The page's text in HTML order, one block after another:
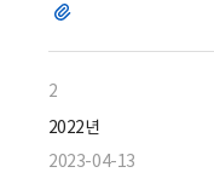
파
2
2022년
2023-04-13